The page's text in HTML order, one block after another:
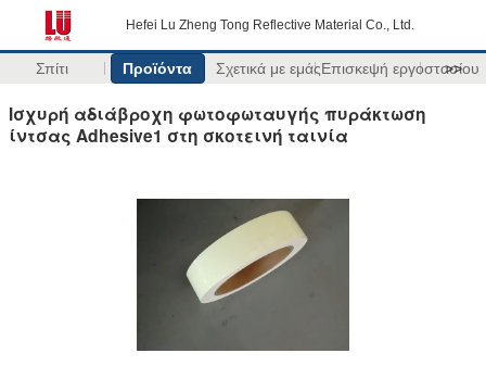
Hefei Lu Zheng Tong Reflective Material Co., Ltd.
Σπίτι Προϊόντα Σχετικά με εμάςΕπισκεψή εργοστασίου
>>
Ισχυρή αδιάβροχη φωτοφωταυγής πυράκτωση
ίντσας Adhesive1 στη σκοτεινή ταινία